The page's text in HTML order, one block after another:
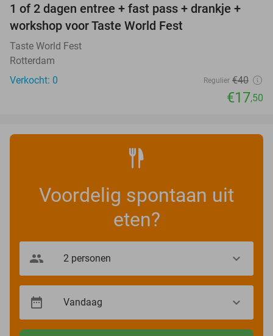
56%
TODAY
1 of 2 dagen entree + fast pass + drankje +
workshop voor Taste World Fest
Taste World Fest
Rotterdam
Verkocht: 0
Regulier €40
€17,50
Voordelig spontaan uit
eten?